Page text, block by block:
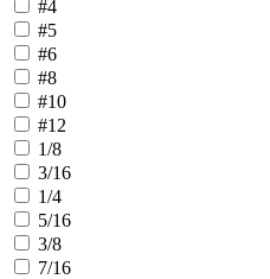
#4
#5
#6
#8
#10
#12
1/8
3/16
1/4
5/16
3/8
7/16